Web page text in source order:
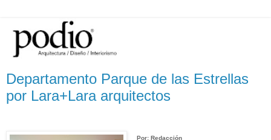
Departamento Parque de las Estrellas
por Lara+Lara arquitectos
Por: Redacción